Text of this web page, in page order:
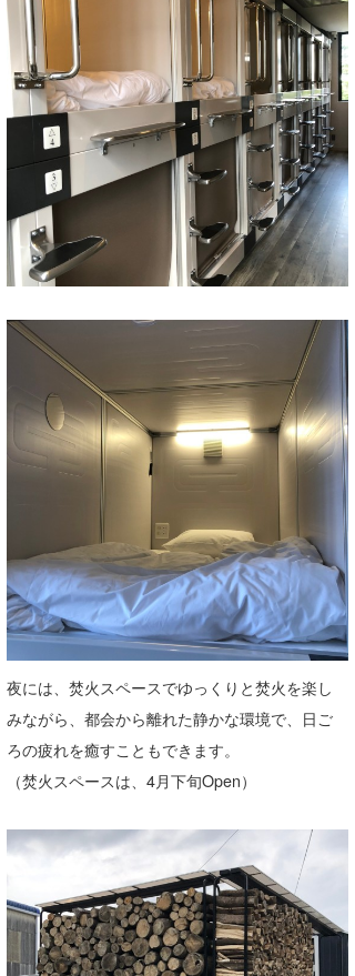
夜には、焚火スペースでゆっくりと焚火を楽し
みながら、都会から離れた静かな環境で、日ご
ろの疲れを癒すこともできます。
（焚火スペースは、4月下旬Open）